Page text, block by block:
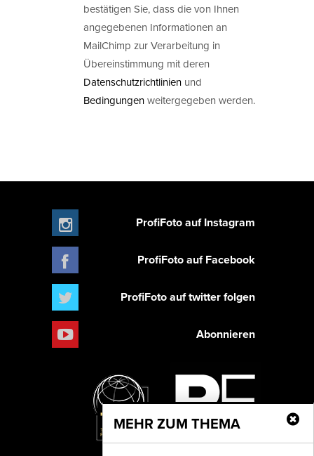
bestätigen Sie, dass die von Ihnen
angegebenen Informationen an
MailChimp zur Verarbeitung in
Übereinstimmung mit deren
Datenschutzrichtlinien und
Bedingungenweitergegeben werden.
MEHR ZUM THEMA
ProfiFoto auf Instagram
ProfiFoto auf Facebook
ProfiFoto auf twitter folgen
Abonnieren